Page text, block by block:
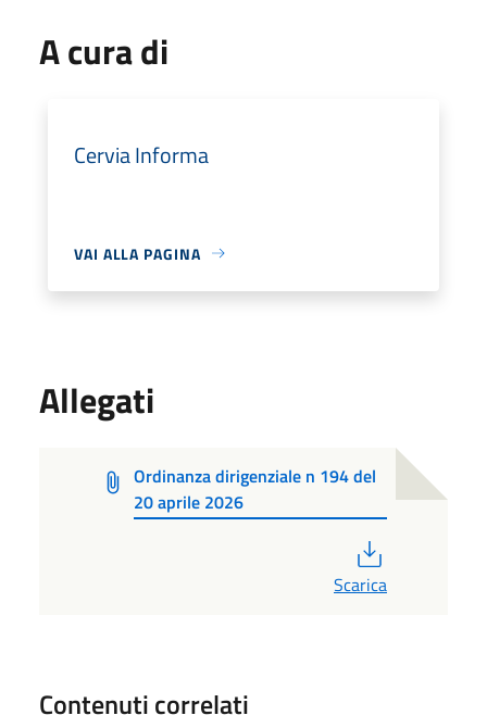
A cura di
Cervia Informa
VAI ALLA PAGINA
Allegati
Ordinanza dirigenziale n 194 del
20 aprile 2026
Scarica
Contenuti correlati